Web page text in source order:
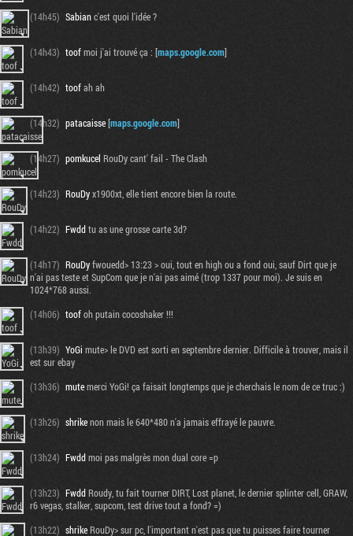
(14h45) Sabianc'est quoi l'idée ?
(14h43) toofmoi j'ai trouvé ça : [maps.google.com]
(14h42) toofah ah
(14h32) patacaisse[maps.google.com]
(14h27) pomkucel RouDy cant' fail - The Clash
(14h23) RouDyx1900xt, elle tient encore bien la route.
(14h22) Fwddtu as une grosse carte 3d?
(14h17) RouDyfwouedd> 13:23 > oui, tout en high ou a fond oui, sauf Dirt que je
n'ai pas teste et SupCom que je n'ai pas aimé (trop 1337 pour moi). Je suis en
1024*768 aussi.
(14h06) toofoh putain cocoshaker !!!
(13h39) YoGi mute> le DVD est sorti en septembre dernier. Difficile à trouver, mais il
est sur ebay
(13h36) mutemerci YoGi! ça faisait longtemps que je cherchais le nom de ce truc :)
(13h26) shrikenon mais le 640*480 n'a jamais effrayé le pauvre.
(13h24) Fwddmoi pas malgrès mon dual core =p
(13h23) FwddRoudy, tu fait tourner DIRT, Lost planet, le dernier splinter cell, GRAW,
r6 vegas, stalker, supcom, test drive tout a fond? =)
(13h22) shrike RouDy> sur pc, l'important n'est pas que tu puisses faire tourner